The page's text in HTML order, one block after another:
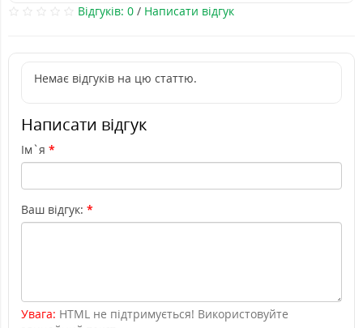
Відгуків: 0/ Написати відгук
Немає відгуків на цю статтю.
Написати відгук
Ім`я
Ваш відгук:
Увага: HTML не підтримується! Використовуйте